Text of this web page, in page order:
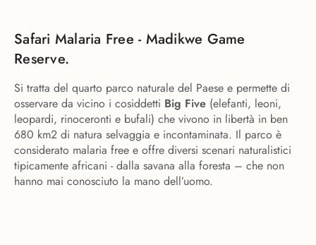
Safari Malaria Free - Madikwe Game
Reserve.
Si tratta del quarto parco naturale del Paese e permette di
osservare da vicino i cosiddetti Big Five (elefanti, leoni,
leopardi, rinoceronti e bufali) che vivono in libertà in ben
680 km2 di natura selvaggia e incontaminata. Il parco è
considerato malaria free e offre diversi scenari naturalistici
tipicamente africani - dalla savana alla foresta – che non
hanno mai conosciuto la mano dell’uomo.